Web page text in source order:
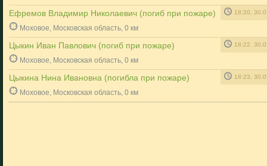
Ефремов Владимир Николаевич (погиб при пожаре) 18:20,
Моховое, Московская область, 0 км
Цыкин Иван Павлович (погиб при пожаре) 18:22,
Моховое, Московская область, 0 км
Цыкина Нина Ивановна (погибла при пожаре) 18:23,
Моховое, Московская область, 0 км